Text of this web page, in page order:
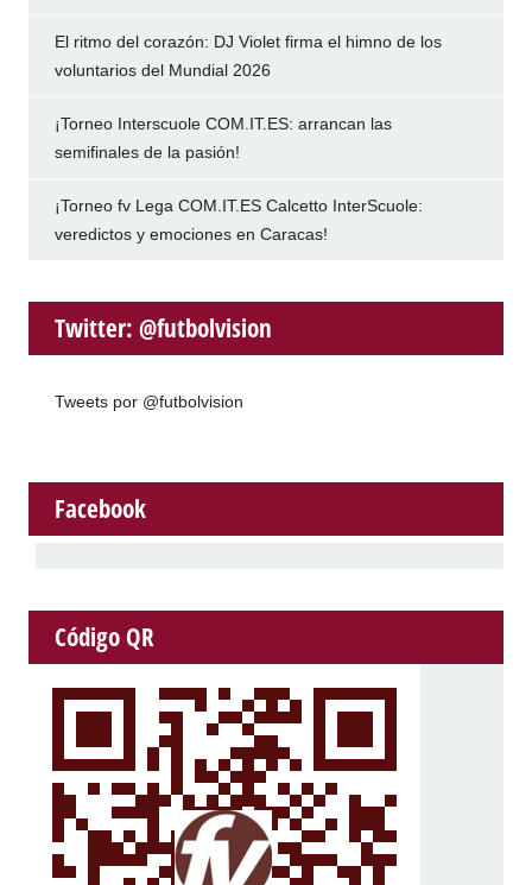
El ritmo del corazón: DJ Violet firma el himno de los
voluntarios del Mundial 2026
¡Torneo Interscuole COM.IT.ES: arrancan las
semifinales de la pasión!
¡Torneo fv Lega COM.IT.ES Calcetto InterScuole:
veredictos y emociones en Caracas!
Twitter: @futbolvision
Tweets por @futbolvision
Facebook
Código QR